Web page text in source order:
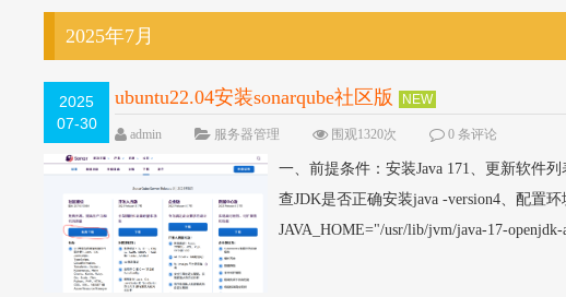
2025年7月
2025
07-30
ubuntu22.04安装sonarqube社区版 NEW
admin 服务器管理 围观1320次 0 条评论
一、前提条件：安装Java 171、更新软件列
查JDK是否正确安装java -version4、配置
JAVA_HOME="/usr/lib/jvm/java-17-